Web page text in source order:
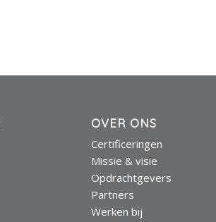
OVER ONS
Certificeringen
Missie & visie
Opdrachtgevers
Partners
Werken bij